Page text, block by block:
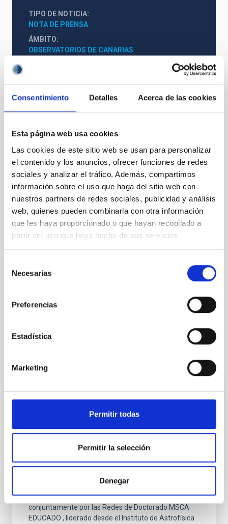
Consentimiento Detalles Acerca de las cookies
Esta página web usa cookies
Las cookies de este sitio web se usan para personalizar
el contenido y los anuncios, ofrecer funciones de redes
sociales y analizar el tráfico. Además, compartimos
información sobre el uso que haga del sitio web con
nuestros partners de redes sociales, publicidad y análisis
web, quienes pueden combinarla con otra información
que les haya proporcionado o que hayan recopilado a
partir del uso que haya hecho de sus servicios.
Necesarias
Preferencias
Estadística
Marketing
Permitir todas
Permitir la selección
Denegar
TIPO DE NOTICIA
NOTA DE PRENSA
ÁMBITO
OBSERVATORIOS DE CANARIAS
Otras noticias relacionadas
NOTA DE PRENSA
Tres redes de doctorado europeas se
unen en Gante para la "Third EDUCADO
Training School on Astro–AI and Machine
se convierte en el epicentro de la intersección entre
la astrofísica y la inteligencia artificial. Organizada
conjuntamente por las Redes de Doctorado MSCA
EDUCADO , liderado desde el Instituto de Astrofísica